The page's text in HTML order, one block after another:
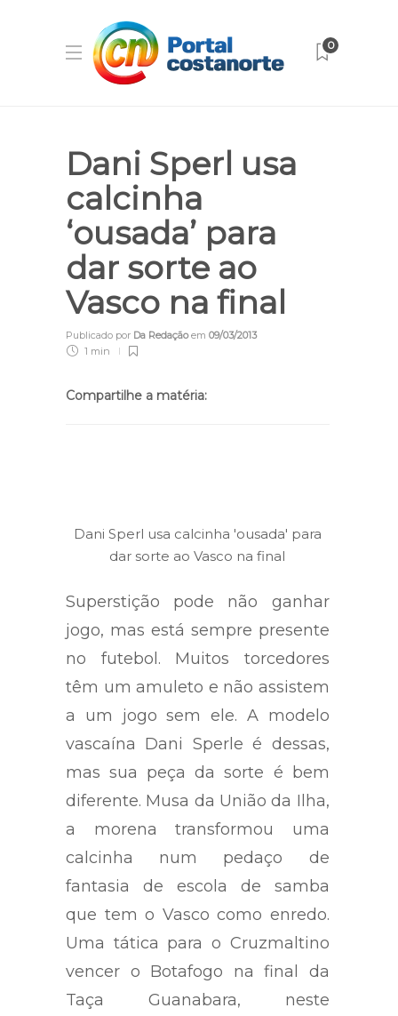
0
Dani Sperl usa
calcinha
‘ousada’ para
dar sorte ao
Vasco na final
Superstição pode não ganhar
jogo, mas está sempre presente
no futebol. Muitos torcedores
têm um amuleto e não assistem
a um jogo sem ele. A modelo
vascaína Dani Sperle é dessas,
mas sua peça da sorte é bem
diferente. Musa da União da Ilha,
a morena transformou uma
calcinha num pedaço de
fantasia de escola de samba
que tem o Vasco como enredo.
Uma tática para o Cruzmaltino
vencer o Botafogo na final da